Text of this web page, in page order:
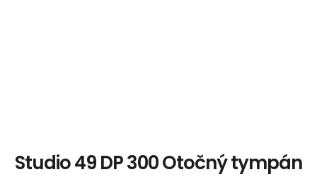
Studio 49 DP 300 Otočný tympán